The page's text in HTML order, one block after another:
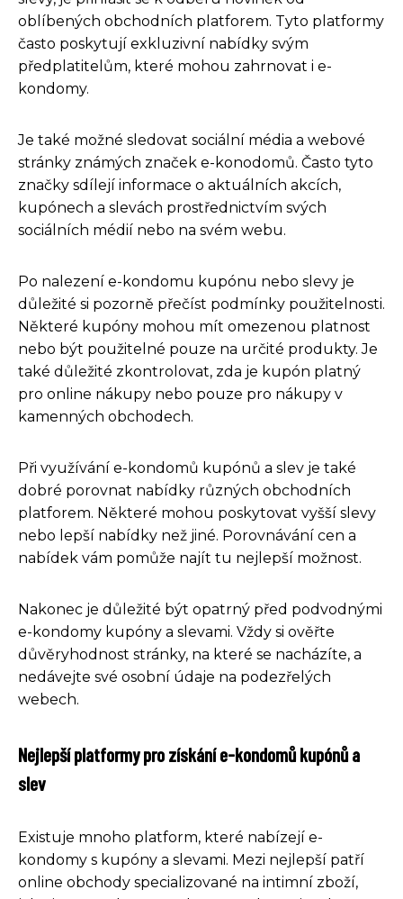
oblíbených obchodních platforem. Tyto platformy
často poskytují exkluzivní nabídky svým
předplatitelům, které mohou zahrnovat i e-
kondomy.
Je také možné sledovat sociální média a webové
stránky známých značek e-konodomů. Často tyto
značky sdílejí informace o aktuálních akcích,
kupónech a slevách prostřednictvím svých
sociálních médií nebo na svém webu.
Po nalezení e-kondomu kupónu nebo slevy je
důležité si pozorně přečíst podmínky použitelnosti.
Některé kupóny mohou mít omezenou platnost
nebo být použitelné pouze na určité produkty. Je
také důležité zkontrolovat, zda je kupón platný
pro online nákupy nebo pouze pro nákupy v
kamenných obchodech.
Při využívání e-kondomů kupónů a slev je také
dobré porovnat nabídky různých obchodních
platforem. Některé mohou poskytovat vyšší slevy
nebo lepší nabídky než jiné. Porovnávání cen a
nabídek vám pomůže najít tu nejlepší možnost.
Nakonec je důležité být opatrný před podvodnými
e-kondomy kupóny a slevami. Vždy si ověřte
důvěryhodnost stránky, na které se nacházíte, a
nedávejte své osobní údaje na podezřelých
webech.
Nejlepší platformy pro získání e-kondomů kupónů a
slev
Existuje mnoho platform, které nabízejí e-
kondomy s kupóny a slevami. Mezi nejlepší patří
online obchody specializované na intimní zboží,